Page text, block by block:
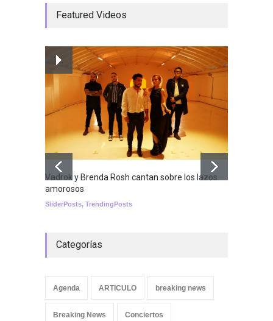
el show de Richie O'Farrill
Nuclear fusion closer to
becoming a reality
SCIENCE
Featured Videos
Vadrok y Brenda Rosh cantan sobre los lazos
amorosos
SliderPosts, TrendingPosts
Categorías
Agenda ARTICULO breaking news
Breaking News Conciertos